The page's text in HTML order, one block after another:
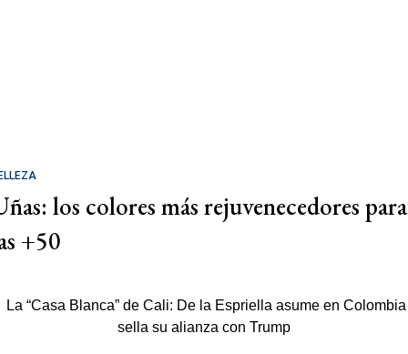
los colores más rejuvenecedores para
+50